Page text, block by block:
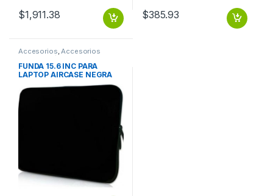
$1,911.38 $385.93
Accesorios Accesorios
Notebook / Tablet
FUNDA 15.6 INC PARA
LAPTOP AIRCASE NEGRA